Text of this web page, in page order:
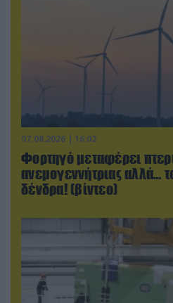
07.08.2026 | 16:02
Φορτηγό μεταφέρει
ανεμογεννήτριας αλλά…
δένδρα! (βίντεο)